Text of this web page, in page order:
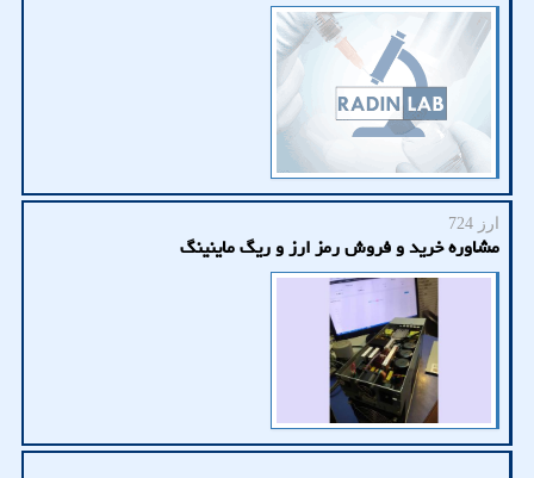
ارز 724
مشاوره خرید و فروش رمز ارز و ریگ ماینینگ